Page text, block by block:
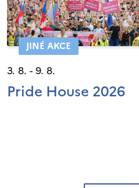
JINÉ AKCE
3. 8. - 9. 8.
Pride House 2026